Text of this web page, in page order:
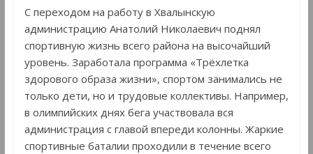
С переходом на работу в Хвалынскую
администрацию Анатолий Николаевич поднял
спортивную жизнь всего района на высочайший
уровень. Заработала программа «Трёхлетка
здорового образа жизни», спортом занимались не
только дети, но и трудовые коллективы. Например,
в олимпийских днях бега участвовала вся
администрация с главой впереди колонны. Жаркие
спортивные баталии проходили в течение всего